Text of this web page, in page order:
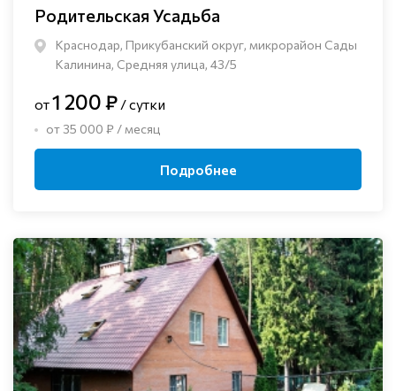
Родительская Усадьба
Краснодар, Прикубанский округ, микрорайон Сады
Калинина, Средняя улица, 43/5
от1 200 ₽ / сутки
от 35 000 ₽ / месяц
Подробнее